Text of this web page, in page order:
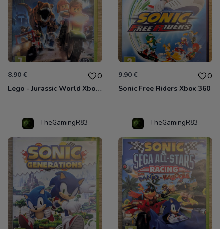
8.90 € 0
Lego - Jurassic World Xbox 360
9.90 € 0
Sonic Free Riders Xbox 360
TheGamingR83 TheGamingR83